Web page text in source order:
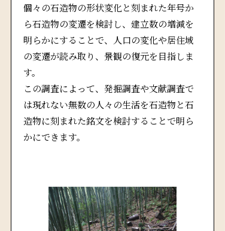
個々の石造物の形状変化と刻まれた年号か
ら石造物の変遷を検討し、建立数の増減を
明らかにすることで、人口の変化や居住域
の変遷が読み取り、景観の復元を目指しま
す。
この調査によって、発掘調査や文献調査で
は現れない無数の人々の生活を石造物と石
造物に刻まれた銘文を検討することで明ら
かにできます。